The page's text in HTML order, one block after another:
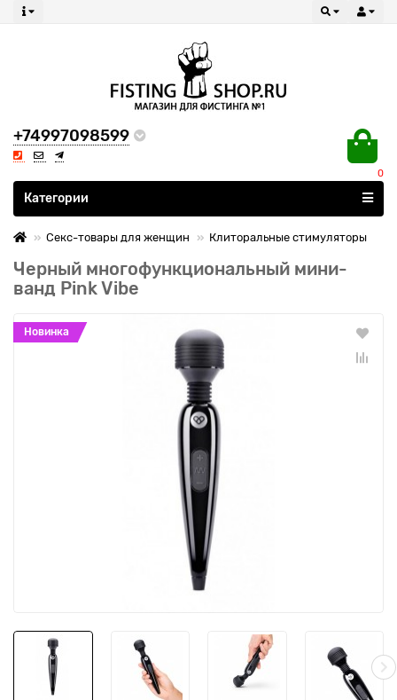
+74997098599
0
Все категории
Категории
Секс-товары для женщин Клиторальные стимуляторы
Черный многофункциональный мини-
ванд Pink Vibe
Новинка